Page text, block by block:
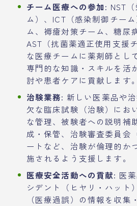
チーム医療への参加: NST
ム）、ICT（感染制御チー
ム、褥瘡対策チーム、糖尿
AST（抗菌薬適正使用支援
な医療チームに薬剤師とし
専門的な知識・スキルを活
討や患者ケアに貢献します。
治験業務: 新しい医薬品や
欠な臨床試験（治験）にお
な管理、被験者への説明補
成・保管、治験審査委員会
ートなど、治験が倫理的か
施されるよう支援します。
医療安全活動への貢献: 医
シデント（ヒヤリ・ハット
（医療過誤）の情報を収集